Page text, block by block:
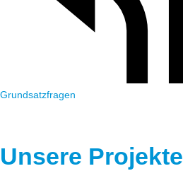
Grundsatzfragen
Unsere Projekte